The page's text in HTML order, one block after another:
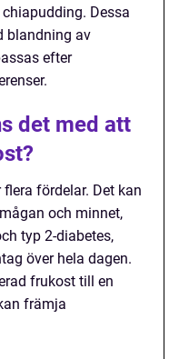
Dessa
blandning av
efter
det med att
fördelar. Det kan
och minnet,
typ 2-diabetes,
över hela dagen.
frukost till en
främja